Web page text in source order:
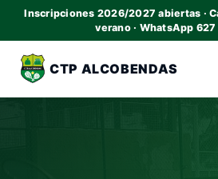
Inscripciones 2026/2027 abiertas ·
verano · WhatsApp
CTP ALCOBENDAS